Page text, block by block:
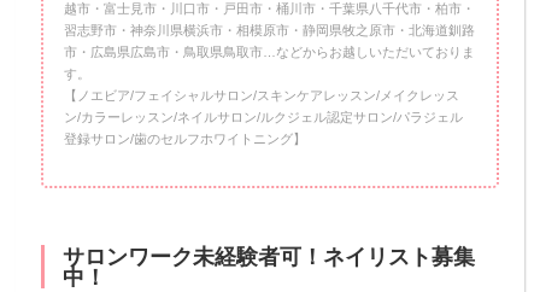
越市・富士見市・川口市・戸田市・桶川市・千葉県八千代市・柏市・
習志野市・神奈川県横浜市・相模原市・静岡県牧之原市・北海道釧路
市・広島県広島市・鳥取県鳥取市…などからお越しいただいておりま
す。
【ノエビア/フェイシャルサロン/スキンケアレッスン/メイクレッス
ン/カラーレッスン/ネイルサロン/ルクジェル認定サロン/パラジェル
登録サロン/歯のセルフホワイトニング】
サロンワーク未経験者可！ネイリスト募集
中！